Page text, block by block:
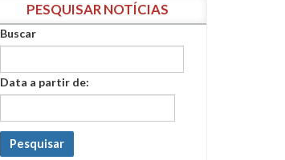
PESQUISAR NOTÍCIAS
Buscar
Data a partir de:
Pesquisar